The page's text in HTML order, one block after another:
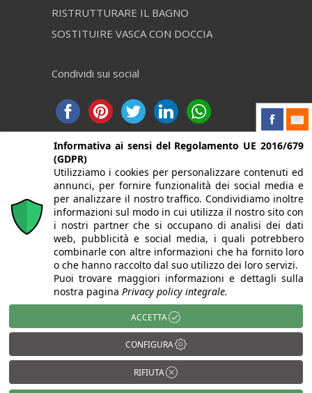
RISTRUTTURARE IL BAGNO
SOSTITUIRE VASCA CON DOCCIA
Condividi sui social
Privacy
Privacy Policy
@2021-2022 LUPIA PAVIMENTI srl | Via Manzoni, 53 -
Iscritto Alla Camera Di Commercio Di Bergamo BG-
info@pec.lupiapav.it| Capitale Sociale
Euro 50.000,00 I.V. Alcune immagini del sito sono
utilizzate su licenza di Shutterstock.com e rispettivi
autori | Powered byShareNow!
Informativa ai sensi del Regolamento UE 2016/679
(GDPR)
Utilizziamo i cookies per personalizzare contenuti ed
annunci, per fornire funzionalità dei social media e
per analizzare il nostro traffico. Condividiamo inoltre
informazioni sul modo in cui utilizza il nostro sito con
i nostri partner che si occupano di analisi dei dati
web, pubblicità e social media, i quali potrebbero
combinarle con altre informazioni che ha fornito loro
o che hanno raccolto dal suo utilizzo dei loro servizi.
Puoi trovare maggiori informazioni e dettagli sulla
nostra pagina Privacy policy integrale.
ACCETTA
CONFIGURA
RIFIUTA